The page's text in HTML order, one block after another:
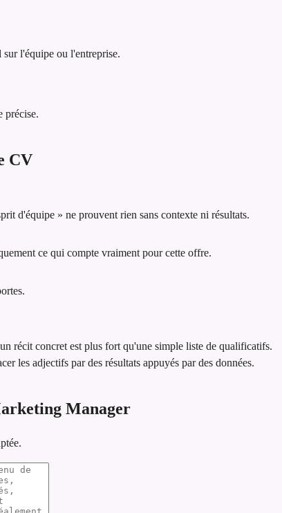
sur l'équipe ou l'entreprise.
précise.
CV
d'équipe » ne prouvent rien sans contexte ni résultats.
ce qui compte vraiment pour cette offre.
récit concret est plus fort qu'une simple liste de qualificatifs.
les adjectifs par des résultats appuyés par des données.
Manager